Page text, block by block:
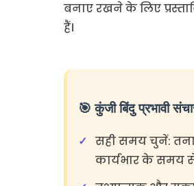
बनाए रखने के लिए
हैं।
🎯 कुंजी बिंदु प्रभावी
सही समय चुनें:
कार्यभार के समय